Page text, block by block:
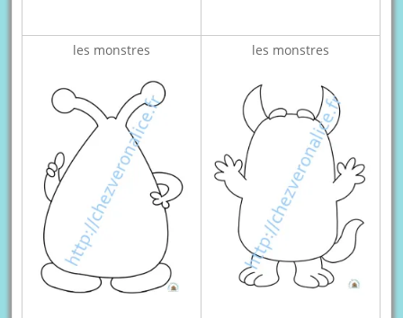
les monstres les monstres